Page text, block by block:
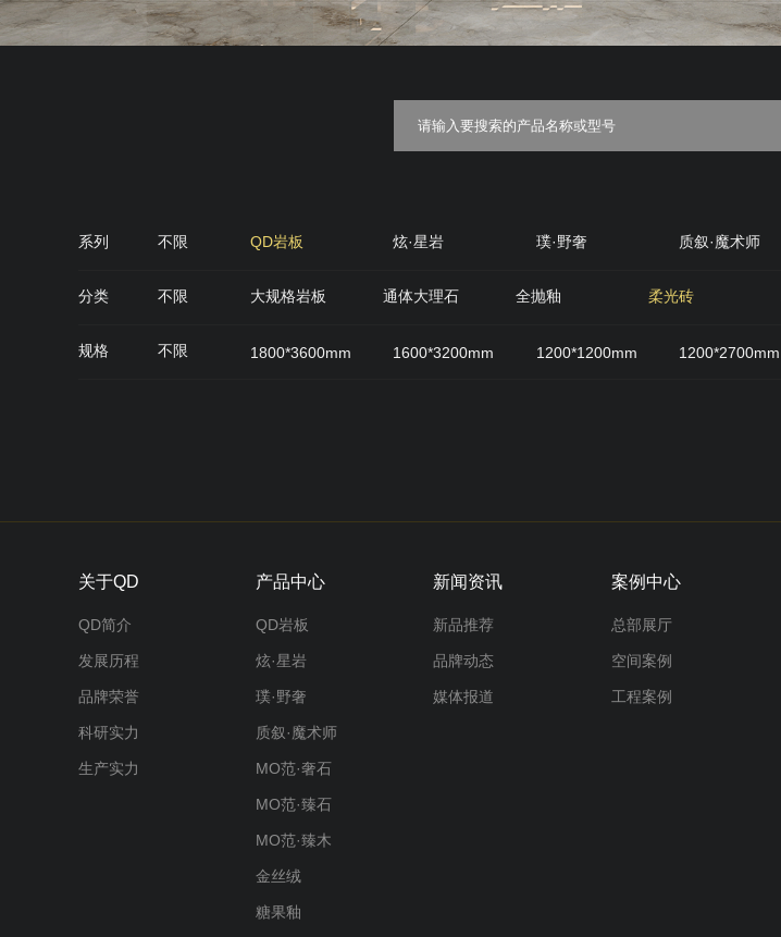
系列 不限 QD岩板 炫·星岩 璞·野奢 质叙·魔术师
分类 不限 大规格岩板 通体大理石 全抛釉 柔光砖
规格 不限 1800*3600mm 1600*3200mm 1200*1200mm 1200*2700mm
关于QD
QD简介
发展历程
品牌荣誉
科研实力
生产实力
产品中心
QD岩板
炫·星岩
璞·野奢
质叙·魔术师
MO范·奢石
MO范·臻石
MO范·臻木
金丝绒
糖果釉
新闻资讯
新品推荐
品牌动态
媒体报道
案例中心
总部展厅
空间案例
工程案例